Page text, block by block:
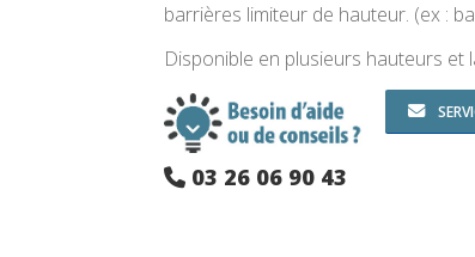
barrières limiteur de hauteur. (ex :
Disponible en plusieurs hauteurs et
03 26 06 90 43